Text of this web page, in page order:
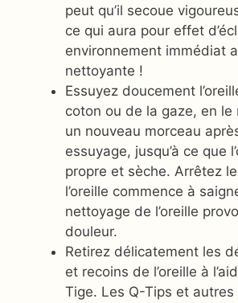
peut qu’il secoue
ce qui aura pour effet
environnement immédiat
nettoyante !
Essuyez doucement
coton ou de la gaze, en le
un nouveau morceau
essuyage, jusqu’à ce que
propre et sèche. Arrêtez
l’oreille commence à
nettoyage de l’oreille
douleur.
Retirez délicatement les
et recoins de l’oreille à
Tige. Les Q-Tips et